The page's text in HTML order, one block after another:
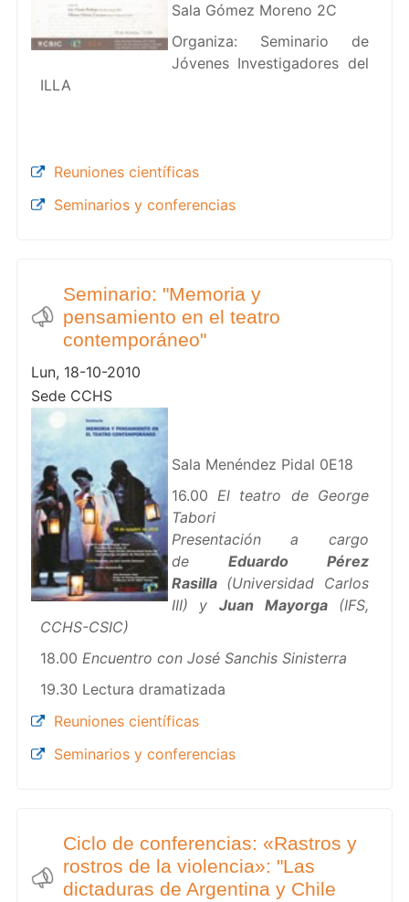
Sala Gómez Moreno 2C
Organiza: Seminario de
Jóvenes Investigadores del
ILLA
Reuniones científicas
Seminarios y conferencias
Seminario: "Memoria y
pensamiento en el teatro
contemporáneo"
Lun, 18-10-2010
Sede CCHS
Sala Menéndez Pidal 0E18
16.00El teatro de George
Tabori
Presentación a cargo
de Eduardo Pérez
Rasilla (Universidad Carlos
III) y Juan Mayorga(IFS,
CCHS-CSIC)
18.00 Encuentro con José Sanchis Sinisterra
19.30 Lectura dramatizada
Reuniones científicas
Seminarios y conferencias
Ciclo de conferencias: «Rastros y
rostros de la violencia»: "Las
dictaduras de Argentina y Chile